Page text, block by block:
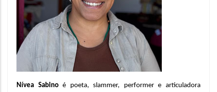
Nívea Sabino é poeta, slammer, performer e articuladora